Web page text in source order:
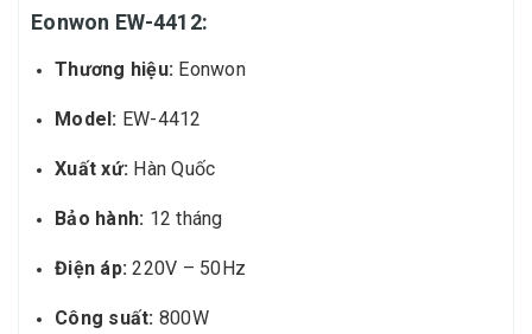
Eonwon EW-4412:
Thương hiệu: Eonwon
Model: EW-4412
Xuất xứ: Hàn Quốc
Bảo hành: 12 tháng
Điện áp: 220V – 50Hz
Công suất: 800W